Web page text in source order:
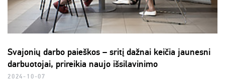
Svajonių darbo paieškos – sritį dažnai keičia jaunesni
darbuotojai, prireikia naujo išsilavinimo
2024-10-07